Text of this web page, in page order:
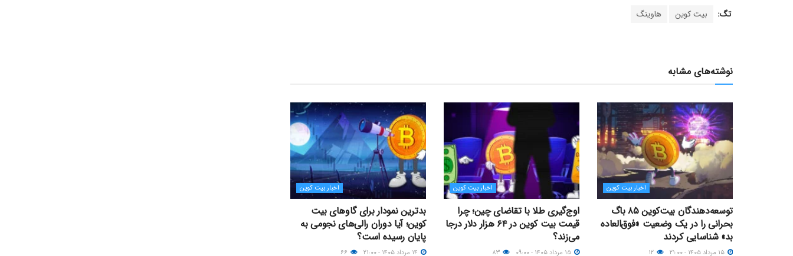
تگ: بیت کوین هاوینگ
نوشته‌های مشابه
اخبار بیت کوین
توسعه‌دهندگان بیت‌کوین ۸۵ باگ
بحرانی را در یک وضعیت «فوق‌العاده
بد» شناسایی کردند
اخبار بیت کوین
اوج‌گیری طلا با تقاضای چین؛ چرا
قیمت بیت کوین در ۶۴ هزار دلار درجا
می‌زند؟
اخبار بیت کوین
بدترین نمودار برای گاوهای بیت
کوین؛ آیا دوران رالی‌های نجومی به
پایان رسیده است؟